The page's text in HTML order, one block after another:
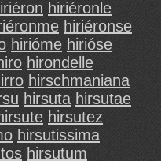
hiriéronle
hiriéronse
hirióme hirióse
hirondelle
hirschmaniana
hirsuta hirsutae
hirsutez
hirsutissima
hirsutum